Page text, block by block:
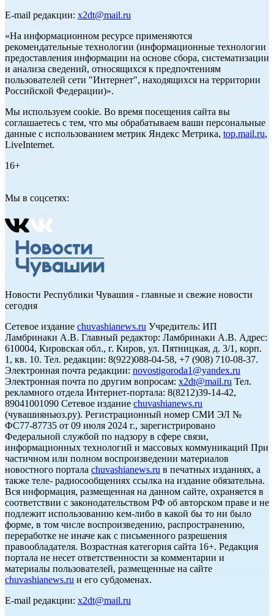
E-mail редакции: x2dt@mail.ru
«На информационном ресурсе применяются
рекомендательные технологии (информационные технологии
предоставления информации на основе сбора, систематизации
и анализа сведений, относящихся к предпочтениям
пользователей сети "Интернет", находящихся на территории
Российской Федерации)».
Мы используем cookie. Во время посещения сайта вы
соглашаетесь с тем, что мы обрабатываем ваши персональные
данные с использованием метрик Яндекс Метрика, top.mail.ru,
LiveInternet.
16+
Мы в соцсетях:
Новости Республики Чувашия - главные и свежие новости
сегодня
Сетевое издание chuvashianews.ru Учредитель: ИП
Ламбринаки А.В. Главный редактор: Ламбринаки А.В. Адрес:
610004, Кировская обл., г. Киров, ул. Пятницкая, д. 3/1, корп.
1, кв. 10. Тел. редакции: 8(922)088-04-58, +7 (908) 710-08-37.
Электронная почта редакции: novostigoroda1@yandex.ru
Электронная почта по другим вопросам: x2dt@mail.ru Тел.
рекламного отдела Интернет-портала: 8(8212)39-14-42,
89041001090 Сетевое издание chuvashianews.ru
(чувашияньюз.ру). Регистрационный номер СМИ ЭЛ №
ФС77-87735 от 09 июля 2024 г., зарегистрировано
Федеральной службой по надзору в сфере связи,
информационных технологий и массовых коммуникаций При
частичном или полном воспроизведении материалов
новостного портала chuvashianews.ru в печатных изданиях, а
также теле- радиосообщениях ссылка на издание обязательна.
Вся информация, размещенная на данном сайте, охраняется в
соответствии с законодательством РФ об авторском праве и не
подлежит использованию кем-либо в какой бы то ни было
форме, в том числе воспроизведению, распространению,
переработке не иначе как с письменного разрешения
правообладателя. Возрастная категория сайта 16+. Редакция
портала не несет ответственности за комментарии и
материалы пользователей, размещенные на сайте
chuvashianews.ru и его субдоменах.
E-mail редакции: x2dt@mail.ru